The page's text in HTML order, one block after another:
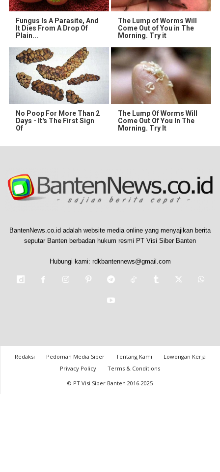
Fungus Is A Parasite, And
It Dies From A Drop Of
Plain...
The Lump of Worms Will
Come Out of You in The
Morning. Try it
No Poop For More Than 2
Days - It's The First Sign
Of
The Lump Of Worms Will
Come Out Of You In The
Morning. Try It
BantenNews.co.id adalah website media online yang menyajikan berita
seputar Banten berbadan hukum resmi PT Visi Siber Banten
Hubungi kami: rdkbantennews@gmail.com
Redaksi Pedoman Media Siber Tentang Kami
Lowongan Kerja
Privacy Policy
Terms & Conditions
© PT Visi Siber Banten 2016-2025